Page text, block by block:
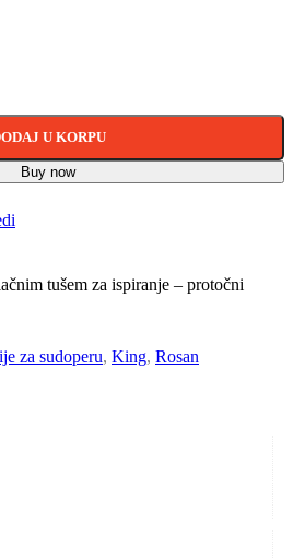
J385L03 količina
U KORPU
Buy now
tušem za ispiranje – protočni
za sudoperu, King, Rosan